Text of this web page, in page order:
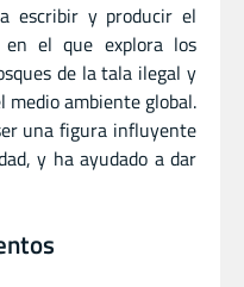
escribir y producir el
el que explora los
de la tala ilegal y
ambiente global.
una figura influyente
y ha ayudado a dar